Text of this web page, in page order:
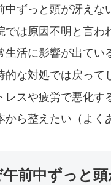
中ずっと頭が冴えな
では原因不明と言わ
生活に影響が出てい
的な対処では戻って
レスや疲労で悪化す
から整えたい（よく
前中ずっと